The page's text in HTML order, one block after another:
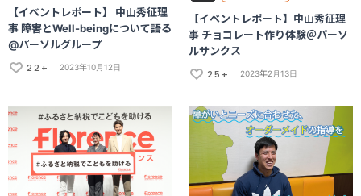
【イベントレポート】 中山秀征理
事 障害とWell-beingについて語る
@パーソルグループ
22+
2023年10月12日
【イベントレポート】中山秀征理
事 チョコレート作り体験＠パーソ
ルサンクス
25+
2023年2月13日